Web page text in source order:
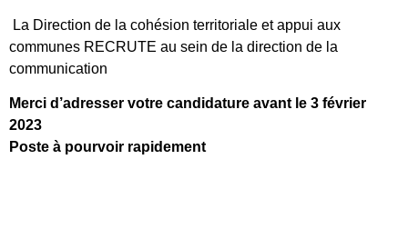
La Direction de la cohésion territoriale et appui aux
communes RECRUTE au sein de la direction de la
communication
Merci d’adresser votre candidature avant le 3 février
2023
Poste à pourvoir rapidement